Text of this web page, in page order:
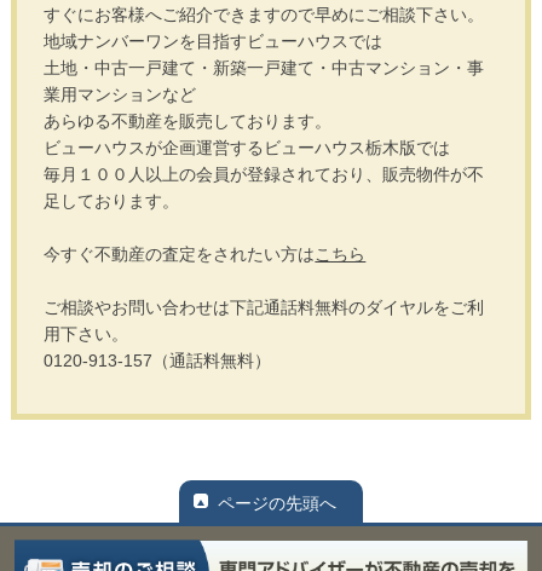
すぐにお客様へご紹介できますので早めにご相談下さい。
地域ナンバーワンを目指すビューハウスでは
土地・中古一戸建て・新築一戸建て・中古マンション・事
業用マンションなど
あらゆる不動産を販売しております。
ビューハウスが企画運営するビューハウス栃木版では
毎月１００人以上の会員が登録されており、販売物件が不
足しております。
今すぐ不動産の査定をされたい方はこちら
ご相談やお問い合わせは下記通話料無料のダイヤルをご利
用下さい。
0120-913-157（通話料無料）
ページの先頭へ